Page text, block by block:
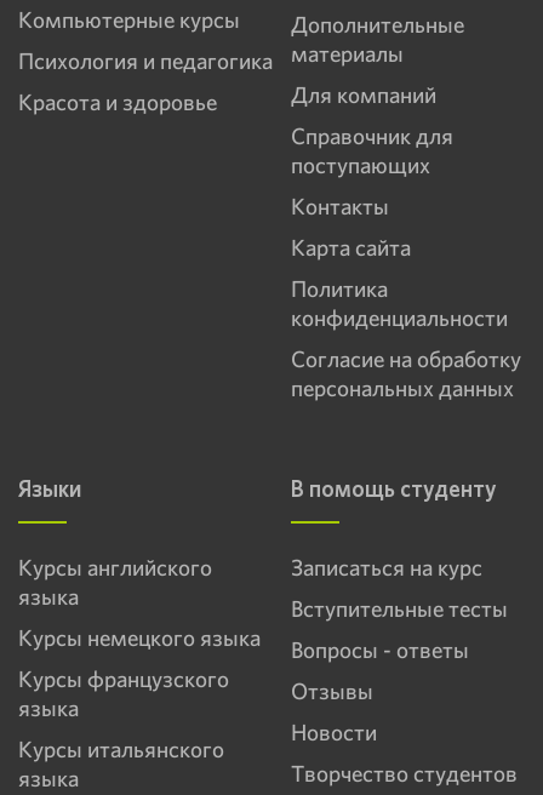
Компьютерные курсы
Психология и педагогика
Красота и здоровье
Дополнительные
материалы
Для компаний
Справочник для
поступающих
Контакты
Карта сайта
Политика
конфиденциальности
Согласие на обработку
персональных данных
В помощь студенту
Записаться на курс
Вступительные тесты
Вопросы - ответы
Отзывы
Новости
Творчество студентов
Языки
Курсы английского
языка
Курсы немецкого языка
Курсы французского
языка
Курсы итальянского
языка